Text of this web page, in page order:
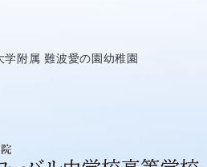
学附属 難波愛の園幼稚園